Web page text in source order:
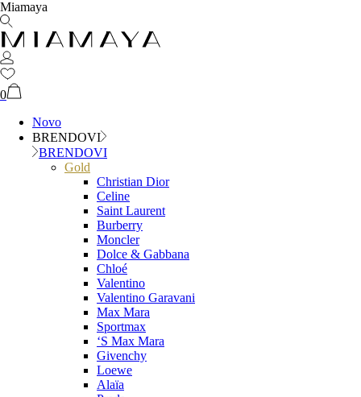
Miamaya
0
Novo
BRENDOVI
BRENDOVI
Gold
Christian Dior
Celine
Saint Laurent
Burberry
Moncler
Dolce & Gabbana
Chloé
Valentino
Valentino Garavani
Max Mara
Sportmax
‘S Max Mara
Givenchy
Loewe
Alaïa